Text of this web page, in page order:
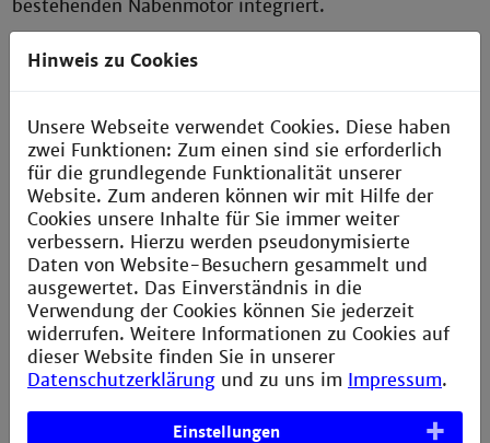
bestehenden Nabenmotor integriert.
Heißluftmotor
Stirlingmotor Typ Gamma – Das Ziel dieses
Maschinenbauprojektes war die Konstruktion,
Fertigung, Zusammenbau und Inbetriebnahme des
Stirlingmotors. Die Konstruktion erfolgte in
SolidWorks. Anschließend fertigten die Studierenden
selbständig alle Komponenten des Motors auf den
institutseigenen Maschinen.
Hinweis zu Cookies
Unsere Webseite verwendet Cookies. Diese haben
zwei Funktionen: Zum einen sind sie erforderlich
für die grundlegende Funktionalität unserer
Website. Zum anderen können wir mit Hilfe der
Cookies unsere Inhalte für Sie immer weiter
verbessern. Hierzu werden pseudonymisierte
Daten von Website-Besuchern gesammelt und
ausgewertet. Das Einverständnis in die
Verwendung der Cookies können Sie jederzeit
widerrufen. Weitere Informationen zu Cookies auf
dieser Website finden Sie in unserer
Datenschutzerklärung und zu uns im Impressum.
Einstellungen